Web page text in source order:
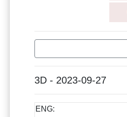
3D - 2023-09-27
ENG: